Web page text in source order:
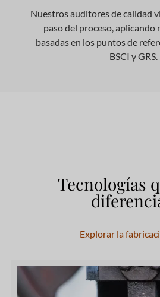
Nuestros auditores de calidad
paso del proceso, aplicando
basadas en los puntos de
BSCI y GRS.
Tecnologías
Explorar la